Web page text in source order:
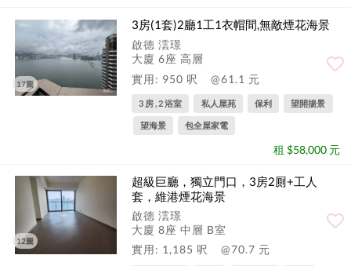
17圖
3房(1套)2廳1工1衣帽間,無敵煙花海景
啟德 澐璟
大廈 6座 高層
實用: 950 呎
@61.1 元
3 房 , 2 浴室 私人屋苑 保利 望開揚景
望海景 包全屋家電
租 $58,000 元
12圖
超級巨廳，獨立門口，3房2厠+工人
套，維港煙花海景
啟德 澐璟
大廈 8座 中層 B室
實用: 1,185 呎
@70.7 元